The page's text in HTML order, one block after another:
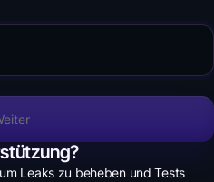
Leaks zu beheben und Tests